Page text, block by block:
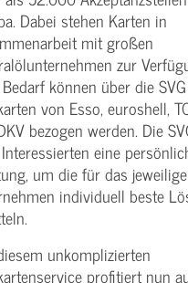
Dabei stehen Karten in
mit großen
zur
können über die SVG
von Esso, euroshell,
bezogen werden. Die
eine
um die für das jeweilige
individuell beste
unkomplizierten
profitiert nun